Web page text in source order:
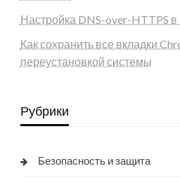
Настройка DNS-over-HTTPS в
Как сохранить все вкладки
переустановкой системы
Рубрики
Безопасность и защита